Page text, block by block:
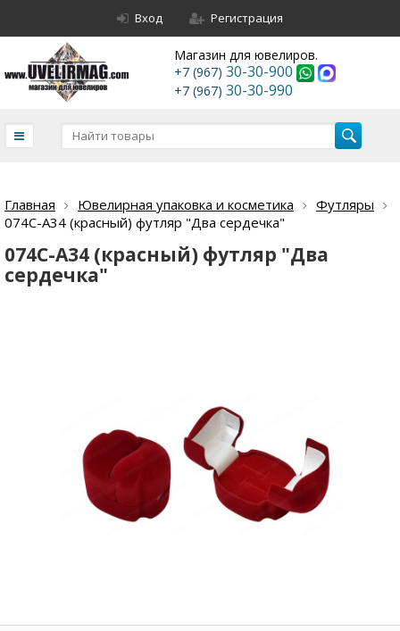
Вход Регистрация
Магазин для ювелиров.
+7 (967) 30-30-900
+7 (967) 30-30-990
Главная Ювелирная упаковка и косметика
Футляры
074С-А34 (красный) футляр "Два сердечка"
074С-А34 (красный) футляр "Два
сердечка"